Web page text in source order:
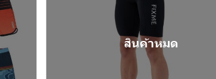
สินค้าหมด